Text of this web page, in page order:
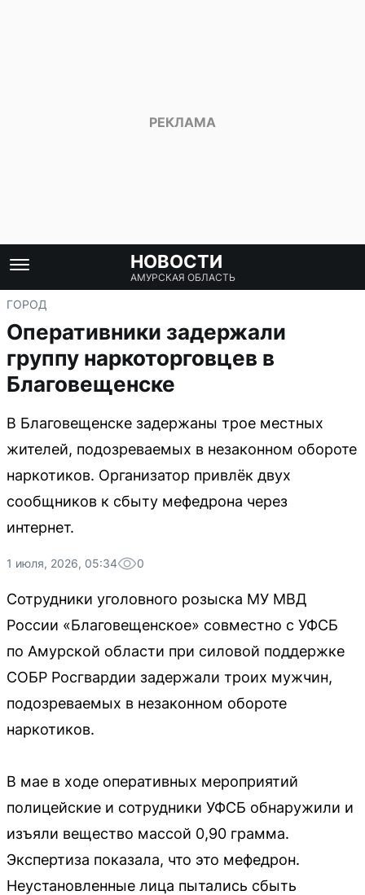
НОВОСТИ
АМУРСКАЯ ОБЛАСТЬ
ГОРОД
Оперативники задержали
группу наркоторговцев в
Благовещенске
В Благовещенске задержаны трое местных
жителей, подозреваемых в незаконном обороте
наркотиков. Организатор привлёк двух
сообщников к сбыту мефедрона через
интернет.
1 июля, 2026, 05:34 0
Сотрудники уголовного розыска МУ МВД
России «Благовещенское» совместно с УФСБ
по Амурской области при силовой поддержке
СОБР Росгвардии задержали троих мужчин,
подозреваемых в незаконном обороте
наркотиков.
В мае в ходе оперативных мероприятий
полицейские и сотрудники УФСБ обнаружили и
изъяли вещество массой 0,90 грамма.
Экспертиза показала, что это мефедрон.
Неустановленные лица пытались сбыть